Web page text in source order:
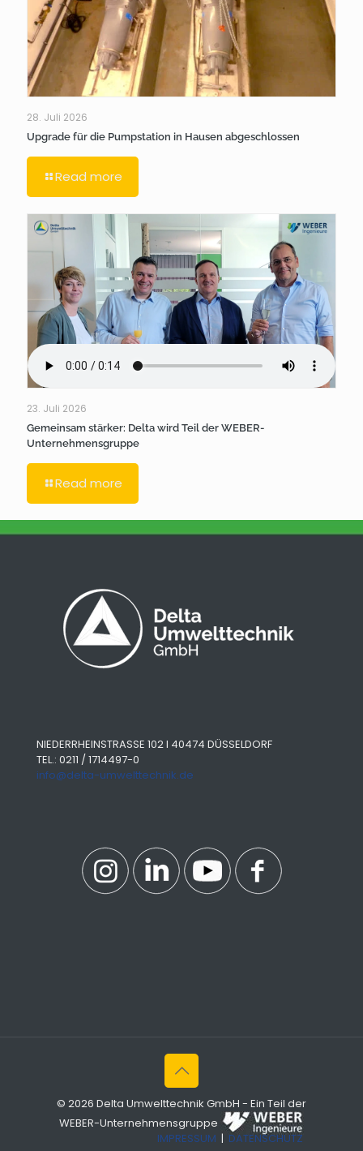
28. Juli 2026
Upgrade für die Pumpstation in Hausen abgeschlossen
Read more
23. Juli 2026
Gemeinsam stärker: Delta wird Teil der WEBER-
Unternehmensgruppe
Read more
NIEDERRHEINSTRASSE 102 I 40474 DÜSSELDORF
TEL.: 0211 / 1714497-0
info@delta-umwelttechnik.de
© 2026 Delta Umwelttechnik GmbH - Ein Teil der
WEBER-Unternehmensgruppe
IMPRESSUM | DATENSCHUTZ